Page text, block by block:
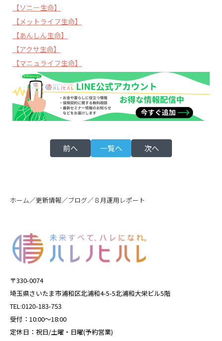
【ソニー生命】
【メットライフ生命】
【あんしん生命】
【アクサ生命】
【マニュライフ生命】
前へ 一覧へ 次へ
ホーム／更新情報／ブログ／８月運用レポート
〒330-0074
埼玉県さいたま市浦和区北浦和4-5-5北浦和大栄ビル5階
TEL:0120-183-753
受付：10:00～18:00
定休日：祝日/土曜・日曜(予約営業)